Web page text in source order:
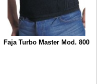
Faja Turbo Master Mod. 800